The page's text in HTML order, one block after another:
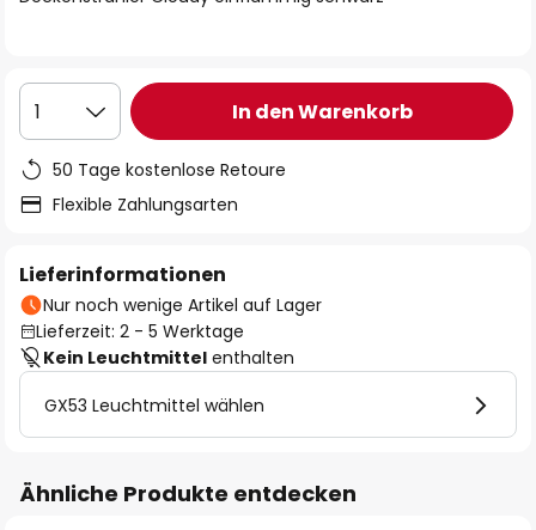
1 In den Warenkorb
50 Tage kostenlose Retoure
Flexible Zahlungsarten
Lieferinformationen
Nur noch wenige Artikel auf Lager
Lieferzeit: 2 - 5 Werktage
Kein Leuchtmittel enthalten
GX53 Leuchtmittel wählen
Ähnliche Produkte entdecken